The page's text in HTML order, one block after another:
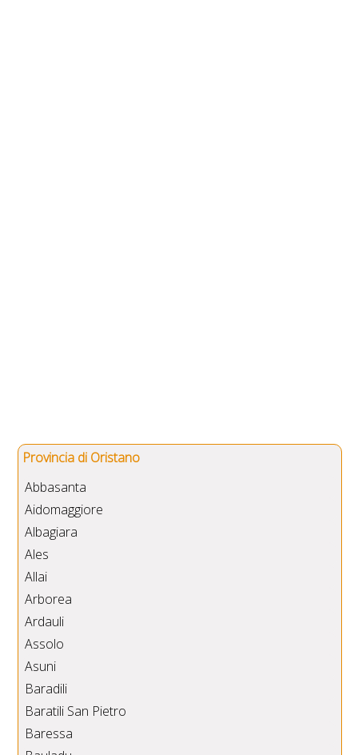
Provincia di Oristano
Abbasanta
Aidomaggiore
Albagiara
Ales
Allai
Arborea
Ardauli
Assolo
Asuni
Baradili
Baratili San Pietro
Baressa